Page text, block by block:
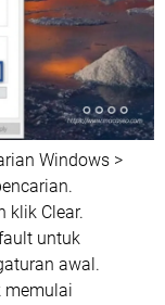
Windows >
klik Clear.
untuk
awal.
memulai